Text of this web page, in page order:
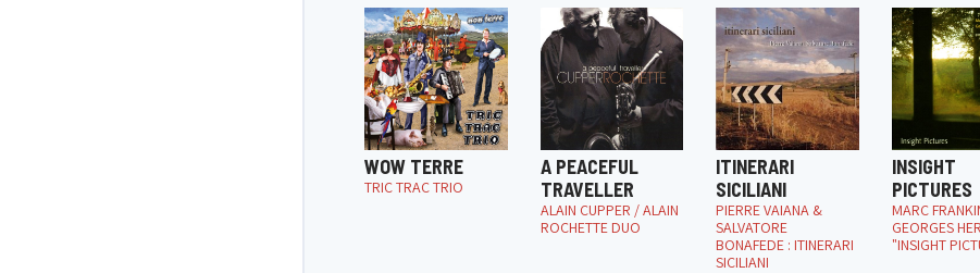
WOW TERRE
TRIC TRAC TRIO
A PEACEFUL
TRAVELLER
ALAIN CUPPER / ALAIN
ROCHETTE DUO
ITINERARI
SICILIANI
PIERRE VAIANA &
SALVATORE
BONAFEDE : ITINERARI
SICILIANI
INSIGHT
PICTURES
MARC
GEORGES
"INSIGHT